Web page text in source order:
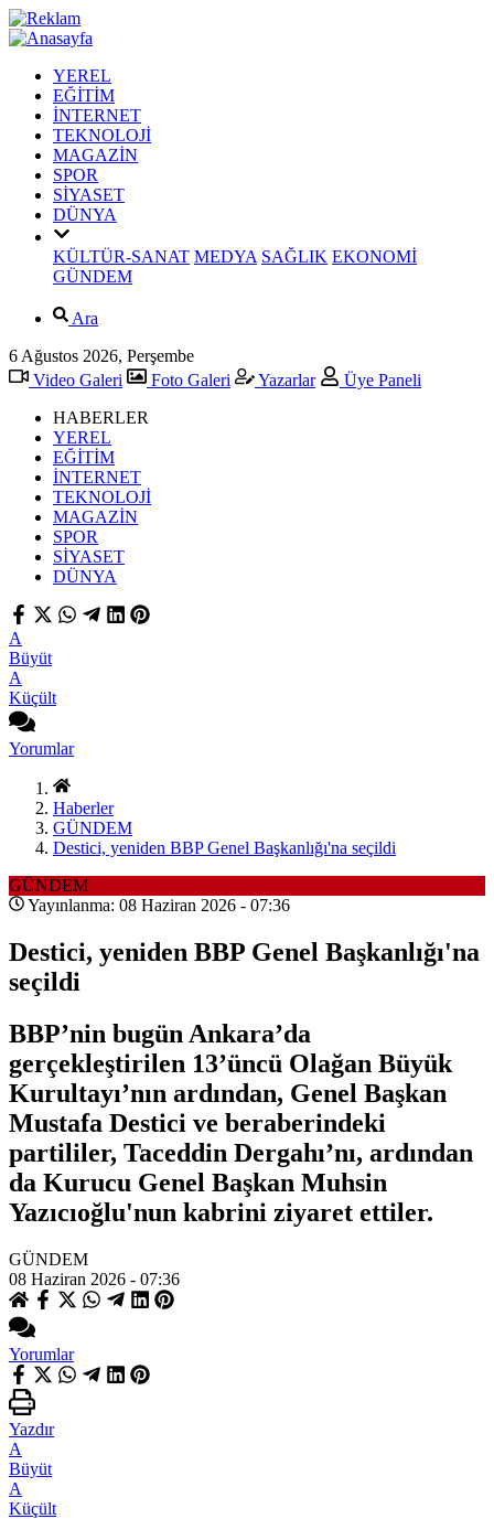
YEREL
EĞİTİM
İNTERNET
TEKNOLOJİ
MAGAZİN
SPOR
SİYASET
DÜNYA
KÜLTÜR-SANAT MEDYA SAĞLIK EKONOMİ
GÜNDEM
Ara
6 Ağustos 2026, Perşembe
Video Galeri
Foto Galeri Yazarlar
Üye Paneli
HABERLER
YEREL
EĞİTİM
İNTERNET
TEKNOLOJİ
MAGAZİN
SPOR
SİYASET
DÜNYA
A
Büyüt
A
Küçült
Yorumlar
Haberler
GÜNDEM
Destici, yeniden BBP Genel Başkanlığı'na seçildi
GÜNDEM
Yayınlanma: 08 Haziran 2026 - 07:36
Destici, yeniden BBP Genel Başkanlığı'na
seçildi
BBP’nin bugün Ankara’da
gerçekleştirilen 13’üncü Olağan Büyük
Kurultayı’nın ardından, Genel Başkan
Mustafa Destici ve beraberindeki
partililer, Taceddin Dergahı’nı, ardından
da Kurucu Genel Başkan Muhsin
Yazıcıoğlu'nun kabrini ziyaret ettiler.
GÜNDEM
08 Haziran 2026 - 07:36
Yorumlar
Yazdır
A
Büyüt
A
Küçült